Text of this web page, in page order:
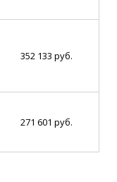
352 133 руб.
271 601 руб.